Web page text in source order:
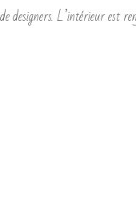
L’intérieur est